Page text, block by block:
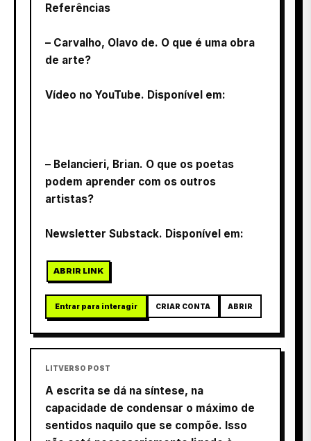
Referências
– Carvalho, Olavo de. O que é uma obra
de arte?
Vídeo no YouTube. Disponível em:
– Belancieri, Brian. O que os poetas
podem aprender com os outros
artistas?
Newsletter Substack. Disponível em:
ABRIR LINK
Entrar para interagir CRIAR CONTA ABRIR
LITVERSO POST
A escrita se dá na síntese, na
capacidade de condensar o máximo de
sentidos naquilo que se compõe. Isso